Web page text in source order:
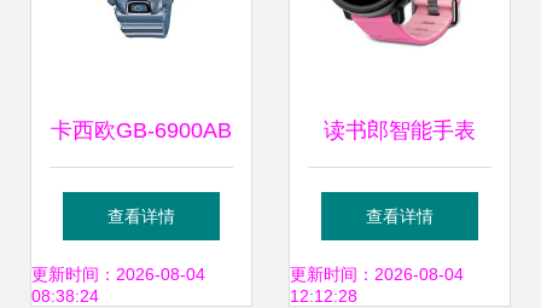
卡西欧GB-6900AB
蓝牙4.0蓝色智能手
环的独特魅力
查看详情
更新时间：2026-08-04
08:38:24
读书郎智能手表
W5 公主粉的守护
与智慧之选
查看详情
更新时间：2026-08-04
12:12:28